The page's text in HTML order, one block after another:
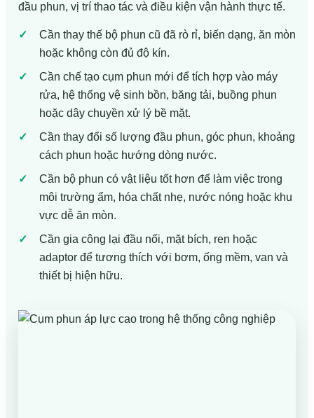
đầu phun, vị trí thao tác và điều kiện vận hành thực tế.
Cần thay thế bộ phun cũ đã rò rỉ, biến dạng, ăn mòn
hoặc không còn đủ độ kín.
Cần chế tạo cụm phun mới để tích hợp vào máy
rửa, hệ thống vệ sinh bồn, băng tải, buồng phun
hoặc dây chuyền xử lý bề mặt.
Cần thay đổi số lượng đầu phun, góc phun, khoảng
cách phun hoặc hướng dòng nước.
Cần bộ phun có vật liệu tốt hơn để làm việc trong
môi trường ẩm, hóa chất nhẹ, nước nóng hoặc khu
vực dễ ăn mòn.
Cần gia công lại đầu nối, mặt bích, ren hoặc
adaptor để tương thích với bơm, ống mềm, van và
thiết bị hiện hữu.